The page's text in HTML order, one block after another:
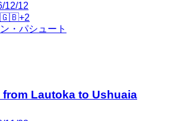
12/12
🇬🇧+2
・パシュート
Lautoka to Ushuaia